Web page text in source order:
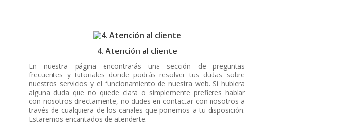
4. Atención al cliente
En nuestra página encontrarás una sección de preguntas
frecuentes y tutoriales donde podrás resolver tus dudas sobre
nuestros servicios y el funcionamiento de nuestra web. Si hubiera
alguna duda que no quede clara o simplemente prefieres hablar
con nosotros directamente, no dudes en contactar con nosotros a
través de cualquiera de los canales que ponemos a tu disposición.
Estaremos encantados de atenderte.